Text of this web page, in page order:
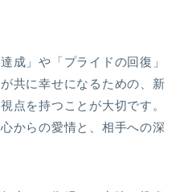
成」や「プライドの回復」
共に幸せになるための、新
点を持つことが大切です。
からの愛情と、相手への深